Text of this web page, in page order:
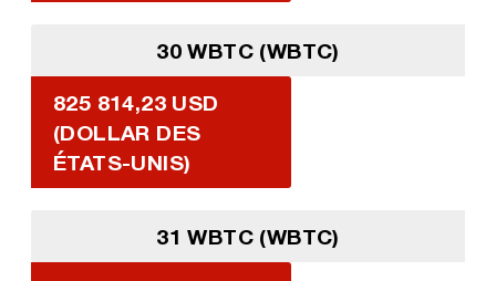
30 WBTC (WBTC)
825 814,23 USD
(DOLLAR DES
ÉTATS-UNIS)
31 WBTC (WBTC)